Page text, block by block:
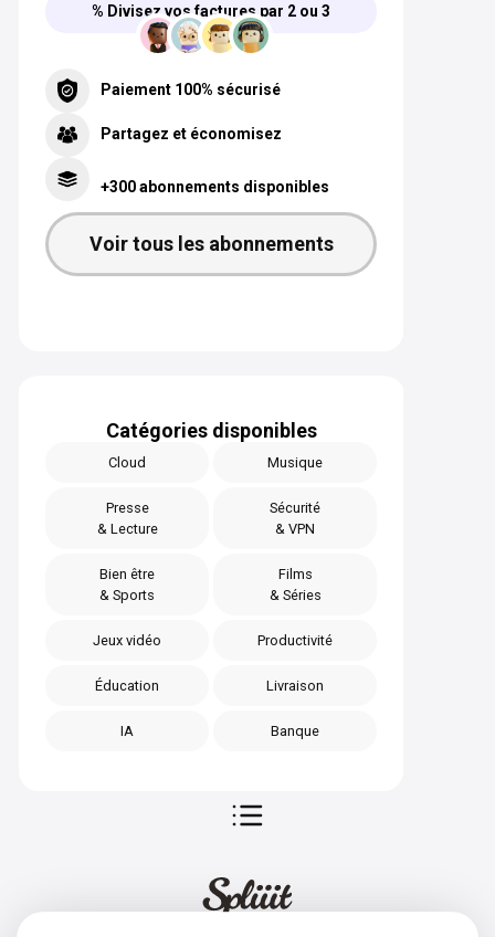
% Divisez vos factures par 2 ou 3
Paiement 100% sécurisé
Partagez et économisez
+300 abonnements disponibles
Voir tous les abonnements
Catégories disponibles
Cloud Musique
Presse
& Lecture
Sécurité
& VPN
Bien être
& Sports
Films
& Séries
Jeux vidéo Productivité
Éducation Livraison
IA Banque